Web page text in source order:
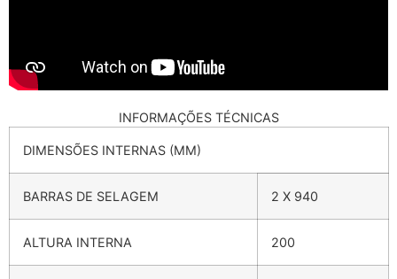
INFORMAÇÕES TÉCNICAS
DIMENSÕES INTERNAS (MM)
BARRAS DE SELAGEM 2 X 940
ALTURA INTERNA 200